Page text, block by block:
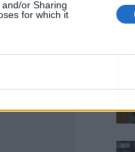
or Sharing
for which it